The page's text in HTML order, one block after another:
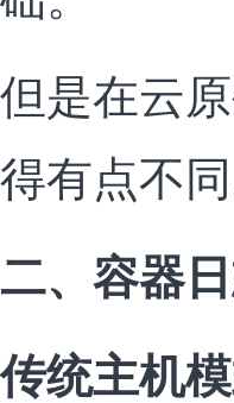
但是在云
得有点不同
二、容器
传统主机